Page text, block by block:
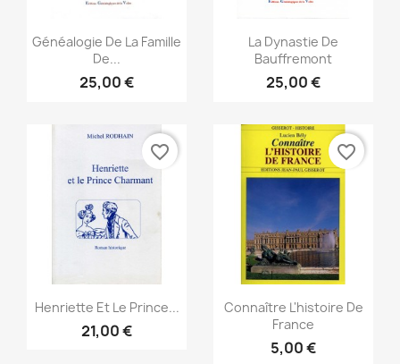
Vista rápida
Généalogie De La Famille
De...
25,00 €
Vista rápida
La Dynastie De
Bauffremont
25,00 €
Vista rápida
Henriette Et Le Prince...
21,00 €
favorite_border
Vista rápida
Connaître L'histoire De
France
5,00 €
favorite_border